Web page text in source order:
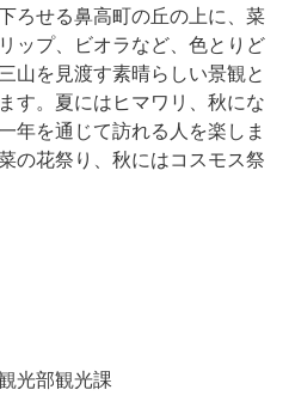
ろせる鼻高町の丘の上に、菜
ップ、ビオラなど、色とりど
山を見渡す素晴らしい景観と
す。夏にはヒマワリ、秋にな
年を通じて訪れる人を楽しま
の花祭り、秋にはコスモス祭
光部観光課